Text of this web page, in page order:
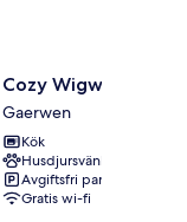
Cozy
Wigwam
With
Heating
&
tv
Gaerwen
Cozy Wigwam With
Gaerwen
Kök
Husdjursvänligt
Avgiftsfri parkering
Gratis wi-fi